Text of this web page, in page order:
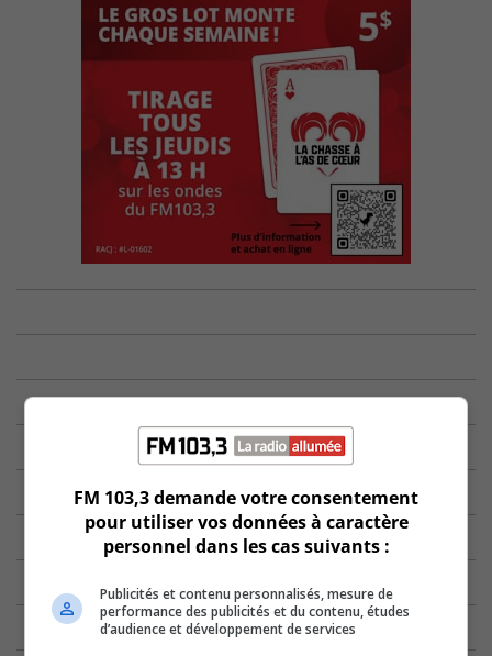
FM 103,3 demande votre consentement
pour utiliser vos données à caractère
personnel dans les cas suivants :
Publicités et contenu personnalisés, mesure de
performance des publicités et du contenu, études
d’audience et développement de services